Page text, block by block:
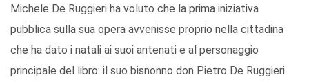
Michele De Ruggieri ha voluto che la prima iniziativa
pubblica sulla sua opera avvenisse proprio nella cittadina
che ha dato i natali ai suoi antenati e al personaggio
principale del libro: il suo bisnonno don Pietro De Ruggieri